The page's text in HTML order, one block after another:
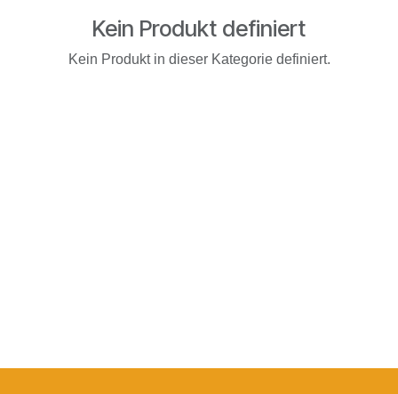
Kein Produkt definiert
Kein Produkt in dieser Kategorie definiert.